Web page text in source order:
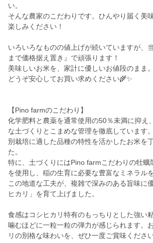
い。
そんな農家のこだわりです。ひんやり届く美
楽しみください！
いろいろなものの値上げが続いていますが、
まで価格据え置き』で頑張ります！
美味しいお米を、家計に優しいお値段のまま
どうぞ安心してお買い求めください🌾✨
【Pino farmのこだわり】
化学肥料と農薬を通常使用の50％未満に抑え
な土づくりとこまめな管理を徹底しています
別栽培に適した品種の特性を活かしたお米を
た。
特に、土づくりにはPino farmこだわりの牡蠣
を使用し、稲の生育に必要な豊富なミネラルを
この地道な工夫が、複雑で深みのある旨味に
ヒカリ」を育て上げました。
食感はコシヒカリ特有のもっちりとした強い
噛むほどに一粒一粒の弾力が感じられます。
リの別格な味わいを、ぜひ一度ご賞味ください